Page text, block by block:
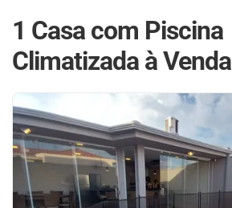
1 Casa com Piscina
Climatizada à Venda